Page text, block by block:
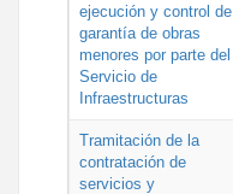
ejecución y control de
garantía de obras
menores por parte del
Servicio de
Infraestructuras
Tramitación de la
contratación de
servicios y